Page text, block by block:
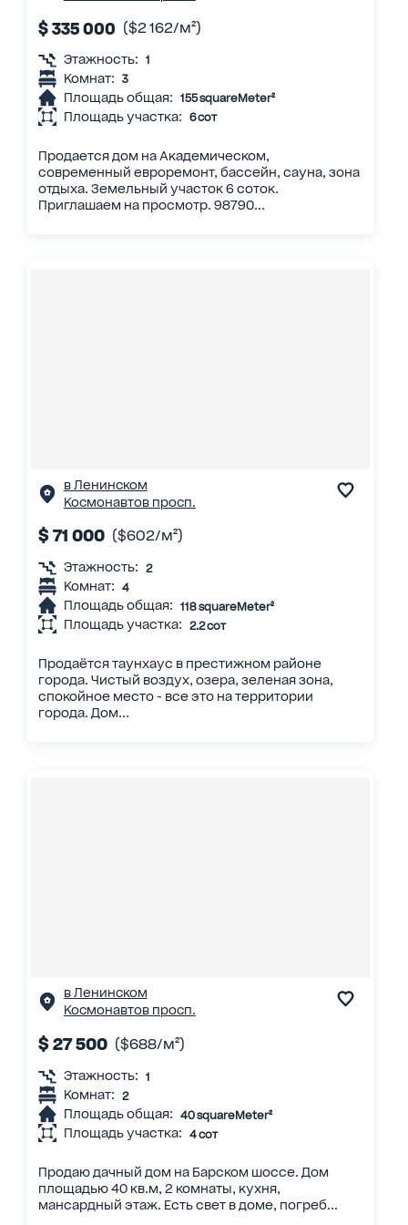
$ 335 000 ($2 162/м²)
Этажность: 1
Комнат: 3
Площадь общая: 155 squareMeter²
Площадь участка: 6 сот
Продается дом на Академическом,
современный евроремонт, бассейн, сауна, зона
отдыха. Земельный участок 6 соток.
Приглашаем на просмотр. 98790...
в Ленинском
Космонавтов просп.
$ 71 000 ($602/м²)
Этажность: 2
Комнат: 4
Площадь общая: 118 squareMeter²
Площадь участка: 2.2 сот
Продаётся таунхаус в престижном районе
города. Чистый воздух, озера, зеленая зона,
спокойное место - все это на территории
города. Дом...
в Ленинском
Космонавтов просп.
$ 27 500 ($688/м²)
Этажность: 1
Комнат: 2
Площадь общая: 40 squareMeter²
Площадь участка: 4 сот
Продаю дачный дом на Барском шоссе. Дом
площадью 40 кв.м, 2 комнаты, кухня,
мансардный этаж. Есть свет в доме, погреб...